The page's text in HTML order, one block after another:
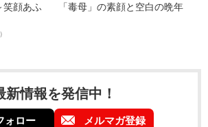
笑顔あふ
「毒母」の素顔と空白の晩年
新情報を発信中！
ォロー メルマガ登録